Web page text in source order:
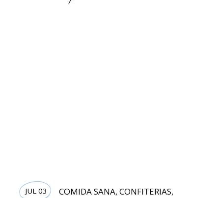
JUL 03 COMIDA SANA,CONFITERIAS,